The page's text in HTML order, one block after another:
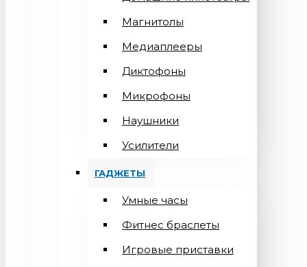
Магнитолы
Медиаплееры
Диктофоны
Микрофоны
Наушники
Усилители
ГАДЖЕТЫ
Умные часы
Фитнес браслеты
Игровые приставки